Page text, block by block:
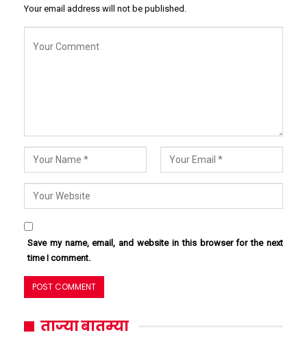
Your email address will not be published.
Save my name, email, and website in this browser for the next
time I comment.
ताज्या बातम्या